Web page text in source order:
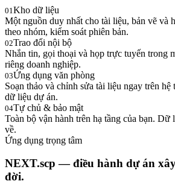
01 Kho dữ liệu
Một nguồn duy nhất cho tài liệu, bản vẽ và
theo nhóm, kiểm soát phiên bản.
02Trao đổi nội bộ
Nhắn tin, gọi thoại và họp trực tuyến trong
riêng doanh nghiệp.
03Ứng dụng văn phòng
Soạn thảo và chỉnh sửa tài liệu ngay trên
dữ liệu dự án.
04Tự chủ & bảo mật
Toàn bộ vận hành trên hạ tầng của bạn.
về.
Ứng dụng trọng tâm
NEXT.scp — điều hành dự án
đời.